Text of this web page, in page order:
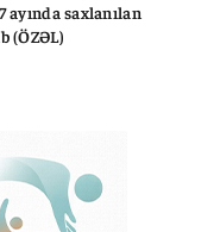
saxlanılan
(ÖZƏL)